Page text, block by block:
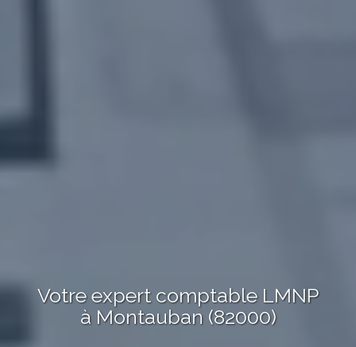
Votre expert comptable LMNP
à Montauban (82000)